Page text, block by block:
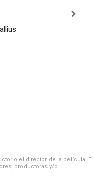
o el director de la película. El
productoras y/o